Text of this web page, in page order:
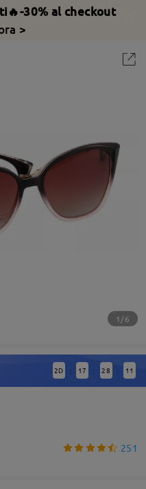
30% al checkout
>
1/6
2D : 17 : 28 : 10
251